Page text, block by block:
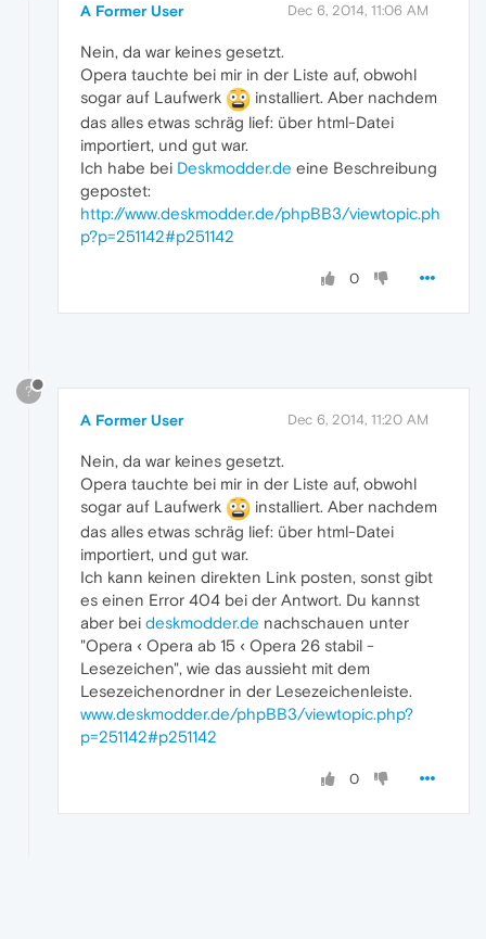
A Former User Dec 6, 2014, 11:06 AM
Nein, da war keines gesetzt.
Opera tauchte bei mir in der Liste auf, obwohl
sogar auf Laufwerk
installiert. Aber nachdem
das alles etwas schräg lief: über html-Datei
importiert, und gut war.
Ich habe bei Deskmodder.de eine Beschreibung
gepostet:
http://www.deskmodder.de/phpBB3/viewtopic.ph
p?p=251142#p251142
0
?
A Former User Dec 6, 2014, 11:20 AM
Nein, da war keines gesetzt.
Opera tauchte bei mir in der Liste auf, obwohl
sogar auf Laufwerk
installiert. Aber nachdem
das alles etwas schräg lief: über html-Datei
importiert, und gut war.
Ich kann keinen direkten Link posten, sonst gibt
es einen Error 404 bei der Antwort. Du kannst
aber bei deskmodder.de nachschauen unter
"Opera ‹ Opera ab 15 ‹ Opera 26 stabil -
Lesezeichen", wie das aussieht mit dem
Lesezeichenordner in der Lesezeichenleiste.
www.deskmodder.de/phpBB3/viewtopic.php?
p=251142#p251142
0